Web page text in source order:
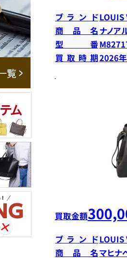
ブランドLOUIS
商品名 ナノア
型番
買取時期2026
買取金額
ブランドLOUIS
商品名マヒナ